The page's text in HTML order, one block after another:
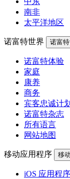
南非
太平洋地区
诺富特世界 诺富
诺富特体验
家庭
康养
商务
宾客忠诚计划
诺富特杂志
所有语言
网站地图
移动应用程序 移
iOS 应用程序